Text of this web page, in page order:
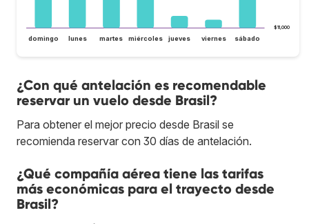
$11,000
domingo lunes martes miércoles jueves viernes sábado
¿Con qué antelación es recomendable
reservar un vuelo desde Brasil?
Para obtener el mejor precio desde Brasil se
recomienda reservar con 30 días de antelación.
¿Qué compañía aérea tiene las tarifas
más económicas para el trayecto desde
Brasil?